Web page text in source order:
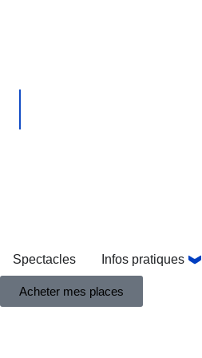
Spectacles Infos pratiques
Acheter mes places